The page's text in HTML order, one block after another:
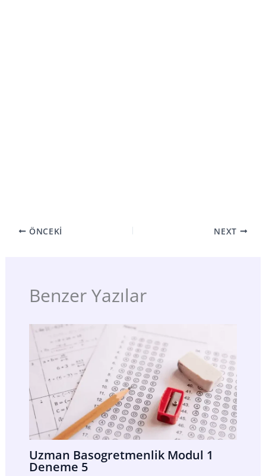
ÖNCEKI NEXT
Benzer Yazılar
Uzman Basogretmenlik Modul 1
Deneme 5